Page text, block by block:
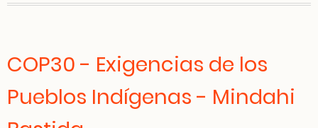
COP30 - Exigencias de los
Pueblos Indígenas - Mindahi